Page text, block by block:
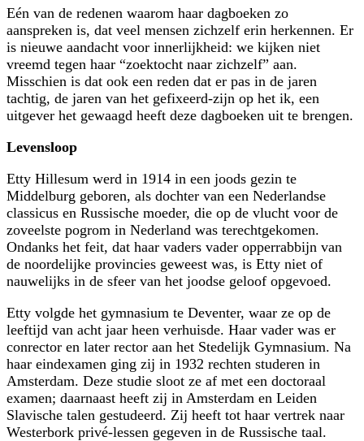
Eén van de redenen waarom haar dagboeken zo
aanspreken is, dat veel mensen zichzelf erin herkennen. Er
is nieuwe aandacht voor innerlijkheid: we kijken niet
vreemd tegen haar
zoektocht naar zichzelf
aan.
Misschien is dat ook een reden dat er pas in de jaren
tachtig, de jaren van het gefixeerd-zijn op het ik, een
uitgever het gewaagd heeft deze dagboeken uit te brengen.
Levensloop
Etty Hillesum werd in 1914 in een joods gezin te
Middelburg geboren, als dochter van een Nederlandse
classicus en Russische moeder, die op de vlucht voor de
zoveelste pogrom in Nederland was terechtgekomen.
Ondanks het feit, dat haar vaders vader opperrabbijn van
de noordelijke provincies geweest was, is Etty niet of
nauwelijks in de sfeer van het joodse geloof opgevoed.
Etty volgde het gymnasium te Deventer, waar ze op de
leeftijd van acht jaar heen verhuisde. Haar vader was er
conrector en later rector aan het Stedelijk Gymnasium. Na
haar eindexamen ging zij in 1932 rechten studeren in
Amsterdam. Deze studie sloot ze af met een doctoraal
examen; daarnaast heeft zij in Amsterdam en Leiden
Slavische talen gestudeerd. Zij heeft tot haar vertrek naar
Westerbork privé-lessen gegeven in de Russische taal.